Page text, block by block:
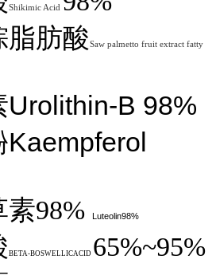
Shikimic Acid
脂肪酸Saw palmetto fruit extract fatty
Urolithin-B 98%
Kaempferol
素98% Luteolin98%
BETA-BOSWELLICACID 65%~95%